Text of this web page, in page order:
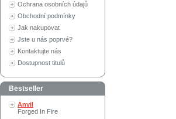
Ochrana osobních údajů
Obchodní podmínky
Jak nakupovat
Jste u nás poprvé?
Kontaktujte nás
Dostupnost titulů
Bestseller
Anvil
Forged In Fire